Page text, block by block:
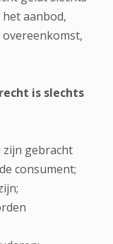
aanbod,
is slechts
gebracht
consument;